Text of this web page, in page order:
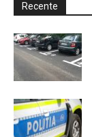
Recente